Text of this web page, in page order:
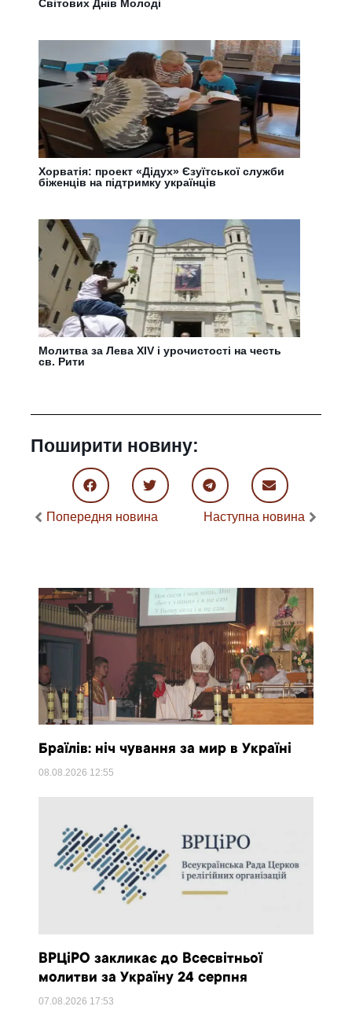
Світових Днів Молоді
Хорватія: проект «Дідух» Єзуїтської служби
біженців на підтримку українців
Молитва за Лева XIV і урочистості на честь
св. Рити
Поширити новину:
Попередня новина Наступна новина
Браїлів: ніч чування за мир в Україні
08.08.2026 12:55
ВРЦіРО закликає до Всесвітньої
молитви за Україну 24 серпня
07.08.2026 17:53